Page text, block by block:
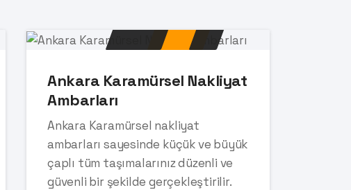
Ankara Karamürsel Nakliyat
Ambarları
Ankara Karamürsel nakliyat
ambarları sayesinde küçük ve büyük
çaplı tüm taşımalarınız düzenli ve
güvenli bir şekilde gerçekleştirilir.